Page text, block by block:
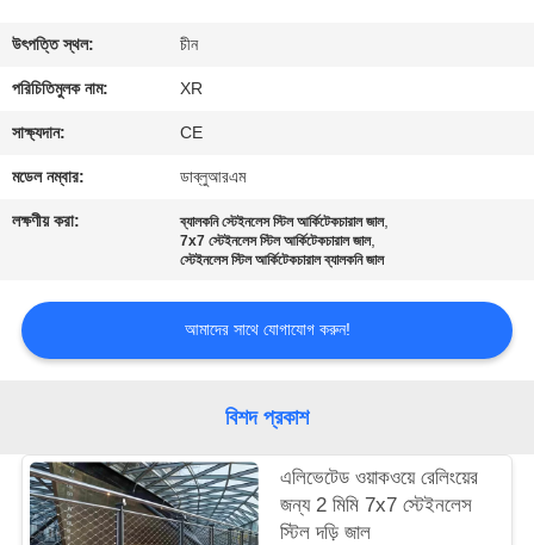
যোগাযোগ
করুন
উদ্ধৃতির
আবেদন
সাইট
PRIVACY
POLICY
উৎপত্তি স্থল: চীন
পরিচিতিমুলক নাম: XR
সাক্ষ্যদান: CE
মডেল নম্বার: ডাব্লুআরএম
লক্ষণীয় করা: ব্যালকনি স্টেইনলেস স্টিল আর্কিটেকচারাল জাল,
7x7 স্টেইনলেস স্টিল আর্কিটেকচারাল জাল,
স্টেইনলেস স্টিল আর্কিটেকচারাল ব্যালকনি জাল
আমাদের সাথে যোগাযোগ করুন!
বিশদ প্রকাশ
এলিভেটেড ওয়াকওয়ে রেলিংয়ের
জন্য 2 মিমি 7x7 স্টেইনলেস
স্টিল দড়ি জাল